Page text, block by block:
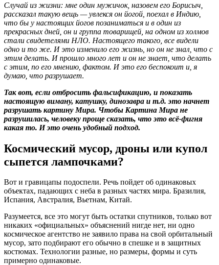
Случай из жизни: мне один мужичок, назовем его Борисыч,
рассказал такую вещь — увлекся он йогой, поехал в Индию,
что бы у настоящих йогов позаниматься и в один из
прекрасных дней, он и группа товарищей, на одном из холмов
стали свидетелями НЛО. Настоящего такого, все видели
одно и то же. И это изменило его жизнь, но он не знал, что с
этим делать. И прошло много лет и он не знает, что делать
с этим, по его мнению, фактом. И это его беспокоит и, я
думаю, что разрушает.
Так вот, если отбросить фальсификацию, и показать
настоящую виману, катушку, динозавра и т.д. это начнет
разрушать картину Мира. Чтобы Картина Мира не
разрушилась, человеку проще сказать, что это всё-фигня
какая то. И это очень удобный подход.
Космический мусор, дроны или купол
сыпется лампочками?
Вот и гравицапы подоспели. Речь пойдет об одинаковых
объектах, падающих с неба в разных частях мира. Бразилия,
Испания, Австралия, Вьетнам, Китай.
Разумеется, все это могут быть остатки спутников, только вот
никаких «официальных» объяснений нигде нет, ни одно
космическое агентство не заявило права на свой орбитальный
мусор, зато подбирают его обычно в спешке и в защитных
костюмах. Технологии разные, но размеры, формы и суть
примерно одинаковые.